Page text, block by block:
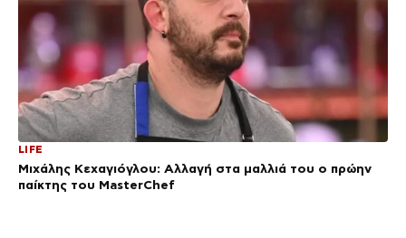
LIFE
Μιχάλης Κεχαγιόγλου: Αλλαγή στα μαλλιά του ο πρώην
παίκτης του MasterChef